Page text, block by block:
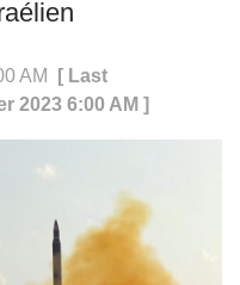
AM
[ Last
2023 6:00 AM ]